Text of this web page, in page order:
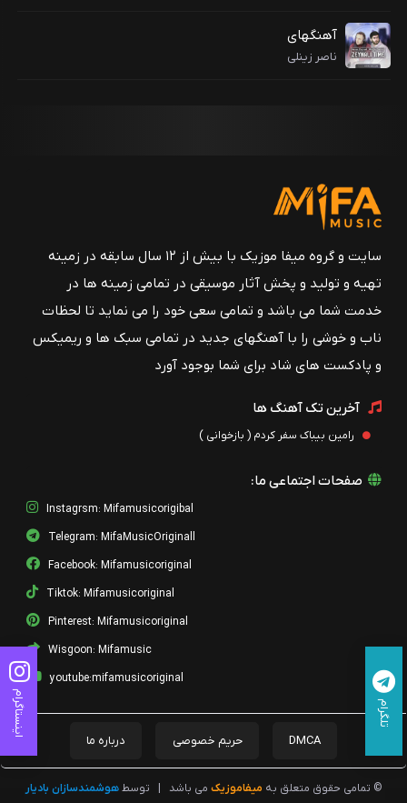
آهنگهای
ناصر زینلی
سایت و گروه میفا موزیک با بیش از ۱۲ سال سابقه در زمینه
تهیه و تولید و پخش آثار موسیقی در تمامی زمینه ها در
خدمت شما می باشد و تمامی سعی خود را می نماید تا لحظات
ناب و خوشی را با آهنگهای جدید در تمامی سبک ها و ریمیکس
و پادکست های شاد برای شما بوجود آورد
آخرین تک آهنگ ها
رامین بیباک سفر کردم ( بازخوانی )
صفحات اجتماعی ما:
Instagrsm: Mifamusicorigibal
Telegram: MifaMusicOriginall
Facebook: Mifamusicoriginal
Tiktok: Mifamusicoriginal
Pinterest: Mifamusicoriginal
Wisgoon: Mifamusic
youtube:mifamusicoriginal
DMCA حریم خصوصی درباره ما
© تمامی حقوق متعلق به میفاموزیک می باشد توسطهوشمندسازان بادیار
اینستاگرام تلگرام